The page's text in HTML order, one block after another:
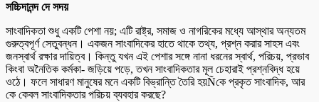
সচ্চিদানন্দ দে সদয়
সাংবাদিকতা শুধু একটি পেশা নয়; এটি রাষ্ট্র, সমাজ ও নাগরিকের মধ্যে আস্থার অন্যতম
গুরুত্বপূর্ণ সেতুবন্ধন। একজন সাংবাদিকের হাতে থাকে তথ্য, প্রশ্ন করার সাহস এবং
জনস্বার্থ রক্ষার দায়িত্ব। কিন্তু যখন এই পেশার সঙ্গে নানা ধরনের স্বার্থ, পরিচয়, প্রভাব
কিংবা অনৈতিক কর্মকা- জড়িয়ে পড়ে, তখন সাংবাদিকতার মূল চেহারাই প্রশ্নবিদ্ধ হয়ে
ওঠে। ফলে সাধারণ মানুষের মনে একটি বিভ্রান্তি তৈরি হয়Ñকে প্রকৃত সাংবাদিক, আর
কে কেবল সাংবাদিকতার পরিচয় ব্যবহার করছে?